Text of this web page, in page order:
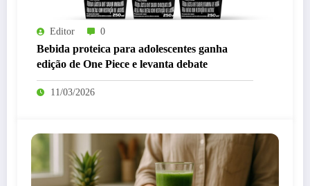
Editor 0
Bebida proteica para adolescentes ganha
edição de One Piece e levanta debate
11/03/2026